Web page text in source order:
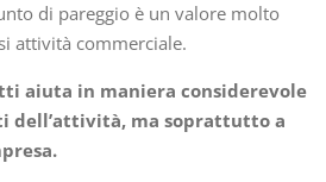
di pareggio è un valore molto
attività commerciale.
aiuta in maniera considerevole
dell’attività, ma soprattutto a